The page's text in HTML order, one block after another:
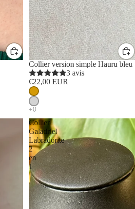
Collier version simple Hauru bleu
3 avis
€22,00 EUR
Collier
Galadriel
Labradorite
2
en
1